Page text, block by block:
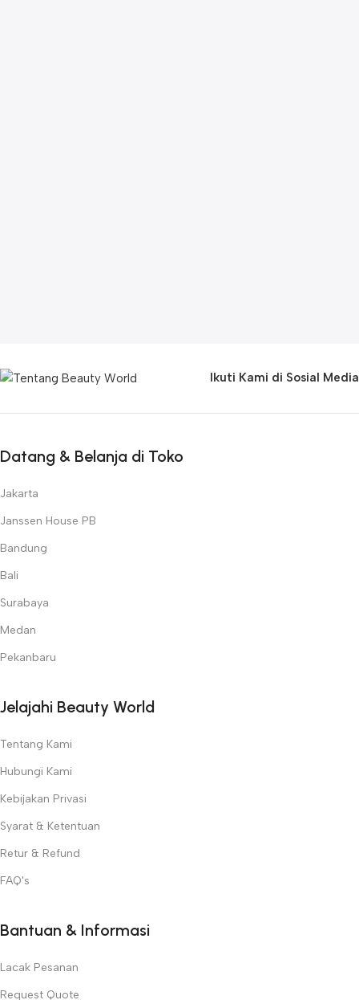
Ikuti Kami di Sosial Media
Datang & Belanja di Toko
Jakarta
Janssen House PB
Bandung
Bali
Surabaya
Medan
Pekanbaru
Jelajahi Beauty World
Tentang Kami
Hubungi Kami
Kebijakan Privasi
Syarat & Ketentuan
Retur & Refund
FAQ's
Bantuan & Informasi
Lacak Pesanan
Request Quote